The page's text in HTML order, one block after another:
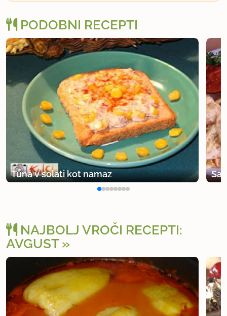
PODOBNI RECEPTI
Tuna v solati kot namaz
NAJBOLJ VROČI RECEPTI:
AVGUST